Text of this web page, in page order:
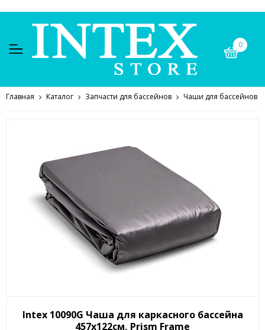
0
Главная Каталог Запчасти для бассейнов Чаши для бассейнов
Intex 10090G Чаша для каркасного бассейна
457х122см, Prism Frame